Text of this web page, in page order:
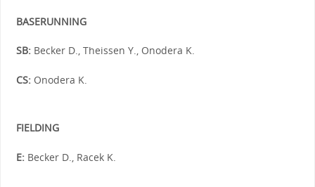
BASERUNNING
SB:Becker D., Theissen Y., Onodera K.
CS:Onodera K.
FIELDING
E:Becker D., Racek K.